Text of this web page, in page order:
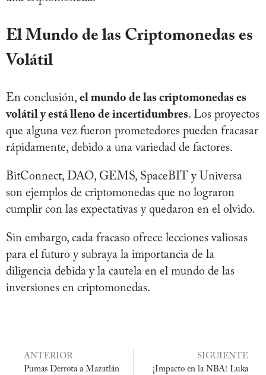
El Mundo de las Criptomonedas es
Volátil
En conclusión, el mundo de las criptomonedas es
volátil y está lleno de incertidumbres. Los proyectos
que alguna vez fueron prometedores pueden fracasar
rápidamente, debido a una variedad de factores.
BitConnect, DAO, GEMS, SpaceBIT y Universa
son ejemplos de criptomonedas que no lograron
cumplir con las expectativas y quedaron en el olvido.
Sin embargo, cada fracaso ofrece lecciones valiosas
para el futuro y subraya la importancia de la
diligencia debida y la cautela en el mundo de las
inversiones en criptomonedas.
ANTERIOR
Pumas Derrota a Mazatlán
SIGUIENTE
¡Impacto en la NBA! Luka